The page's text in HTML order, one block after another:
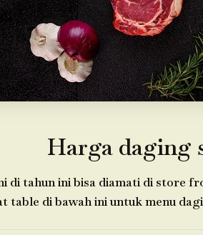
Harga daging
di tahun ini bisa diamati di store
table di bawah ini untuk menu